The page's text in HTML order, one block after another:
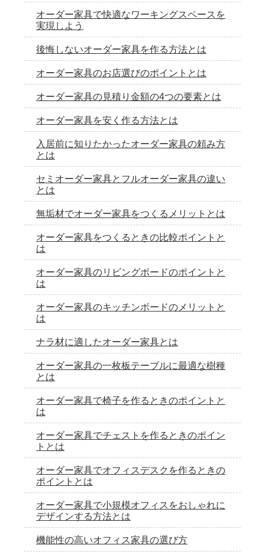
オーダー家具で快適なワーキングスペースを
実現しよう
後悔しないオーダー家具を作る方法とは
オーダー家具のお店選びのポイントとは
オーダー家具の見積り金額の4つの要素とは
オーダー家具を安く作る方法とは
入居前に知りたかったオーダー家具の頼み方
とは
セミオーダー家具とフルオーダー家具の違い
とは
無垢材でオーダー家具をつくるメリットとは
オーダー家具をつくるときの比較ポイントと
は
オーダー家具のリビングボードのポイントと
は
オーダー家具のキッチンボードのメリットと
は
ナラ材に適したオーダー家具とは
オーダー家具の一枚板テーブルに最適な樹種
とは
オーダー家具で椅子を作るときのポイントと
は
オーダー家具でチェストを作るときのポイン
トとは
オーダー家具でオフィスデスクを作るときの
ポイントとは
オーダー家具で小規模オフィスをおしゃれに
デザインする方法とは
機能性の高いオフィス家具の選び方